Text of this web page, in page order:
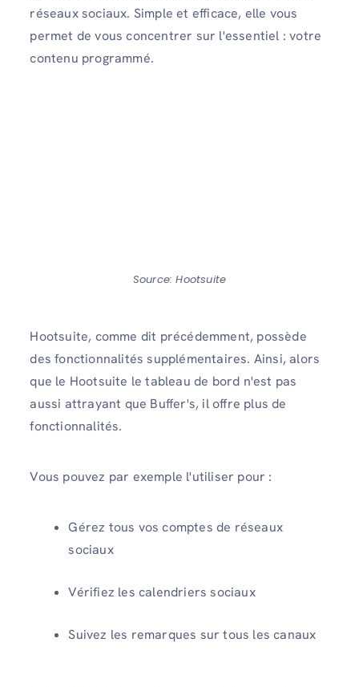
réseaux sociaux. Simple et efficace, elle vous
permet de vous concentrer sur l'essentiel : votre
contenu programmé.
Source: Hootsuite
Hootsuite, comme dit précédemment, possède
des fonctionnalités supplémentaires. Ainsi, alors
que le Hootsuite le tableau de bord n'est pas
aussi attrayant que Buffer's, il offre plus de
fonctionnalités.
Vous pouvez par exemple l'utiliser pour :
Gérez tous vos comptes de réseaux
sociaux
Vérifiez les calendriers sociaux
Suivez les remarques sur tous les canaux